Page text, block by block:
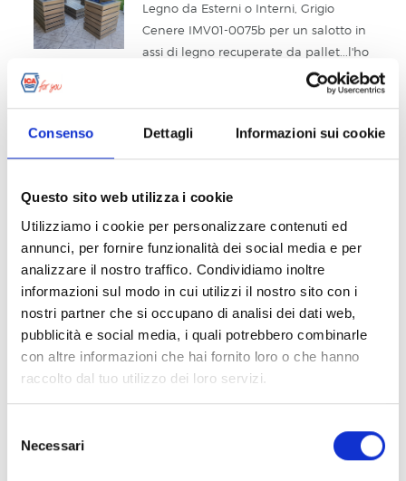
Consenso Dettagli Informazioni sui cookie
Questo sito web utilizza i cookie
Utilizziamo i cookie per personalizzare contenuti ed
annunci, per fornire funzionalità dei social media e per
analizzare il nostro traffico. Condividiamo inoltre
informazioni sul modo in cui utilizzi il nostro sito con i
nostri partner che si occupano di analisi dei dati web,
pubblicità e social media, i quali potrebbero combinarle
con altre informazioni che hai fornito loro o che hanno
raccolto dal tuo utilizzo dei loro servizi.
all’utilizzo di tutti i cookie, mentre cliccando su “
Accetta
” acconsenti all’installazione dei soli cookie
delNecessari
Legno da Esterni o Interni, Grigio
Cenere IMV01-0075b per un salotto in
assi di legno recuperate da pallet...l'ho
applicato a spruzzo....il risultato finale
è soddisfacente e il colore é molto
#esterno
#metallizzato
Barchetta in legno verniciata con
impregnante metallizzato#verniciare
#coating #metallizzato #painting
#metallic
ALESSANDRA
Sportelloni verniciati con impregnante
finitura metallizzata ICA.#finestre